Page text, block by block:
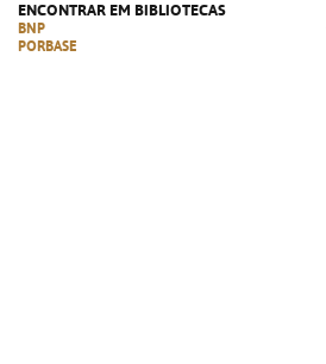
ENCONTRAR EM BIBLIOTECAS
BNP
PORBASE